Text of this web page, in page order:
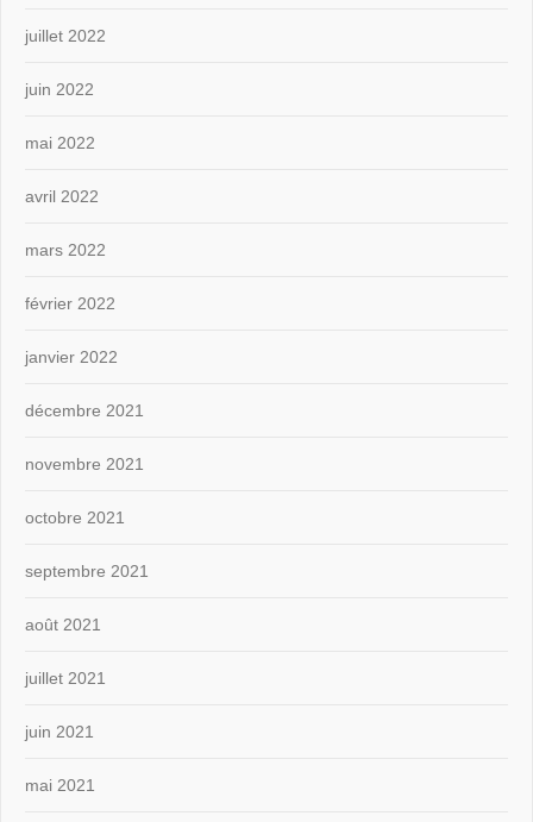
juillet 2022
juin 2022
mai 2022
avril 2022
mars 2022
février 2022
janvier 2022
décembre 2021
novembre 2021
octobre 2021
septembre 2021
août 2021
juillet 2021
juin 2021
mai 2021